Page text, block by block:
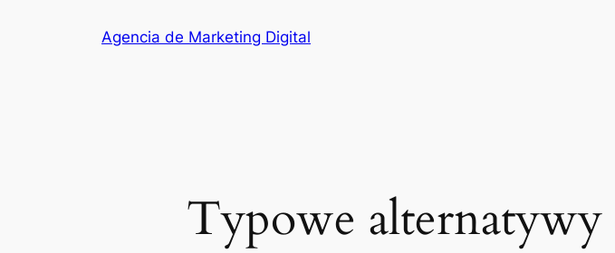
Agencia de Marketing Digital
Typowe alternatywy